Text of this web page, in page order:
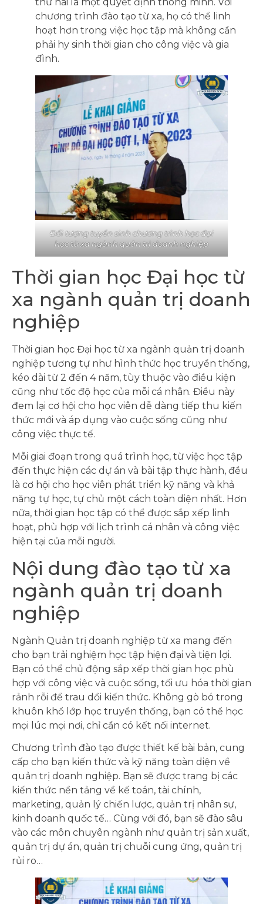
chương trình đào tạo từ xa, họ có thể linh
hoạt hơn trong việc học tập mà không cần
phải hy sinh thời gian cho công việc và gia
đình.
Đối tượng tuyển sinh chương trình học đại
học từ xa ngành quản trị doanh nghiệp
Thời gian học Đại học từ
xa ngành quản trị doanh
nghiệp
Thời gian học Đại học từ xa ngành quản trị doanh
nghiệp tương tự như hình thức học truyền thống,
kéo dài từ 2 đến 4 năm, tùy thuộc vào điều kiện
cũng như tốc độ học của mỗi cá nhân. Điều này
đem lại cơ hội cho học viên dễ dàng tiếp thu kiến
thức mới và áp dụng vào cuộc sống cũng như
công việc thực tế.
Mỗi giai đoạn trong quá trình học, từ việc học tập
đến thực hiện các dự án và bài tập thực hành, đều
là cơ hội cho học viên phát triển kỹ năng và khả
năng tự học, tự chủ một cách toàn diện nhất. Hơn
nữa, thời gian học tập có thể được sắp xếp linh
hoạt, phù hợp với lịch trình cá nhân và công việc
hiện tại của mỗi người.
Nội dung đào tạo từ xa
ngành quản trị doanh
nghiệp
Ngành Quản trị doanh nghiệp từ xa mang đến
cho bạn trải nghiệm học tập hiện đại và tiện lợi.
Bạn có thể chủ động sắp xếp thời gian học phù
hợp với công việc và cuộc sống, tối ưu hóa thời gian
rảnh rỗi để trau dồi kiến thức. Không gò bó trong
khuôn khổ lớp học truyền thống, bạn có thể học
mọi lúc mọi nơi, chỉ cần có kết nối internet.
Chương trình đào tạo được thiết kế bài bản, cung
cấp cho bạn kiến thức và kỹ năng toàn diện về
quản trị doanh nghiệp. Bạn sẽ được trang bị các
kiến thức nền tảng về kế toán, tài chính,
marketing, quản lý chiến lược, quản trị nhân sự,
kinh doanh quốc tế… Cùng với đó, bạn sẽ đào sâu
vào các môn chuyên ngành như quản trị sản xuất,
quản trị dự án, quản trị chuỗi cung ứng, quản trị
rủi ro…